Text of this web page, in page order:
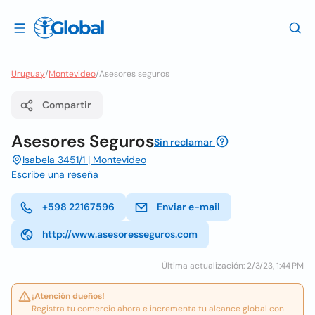
Uruguay/Montevideo/Asesores seguros
Compartir
Asesores SegurosSin reclamar
Isabela 3451/1 | Montevideo
Escribe una reseña
+598 22167596 Enviar e-mail
http://www.asesoresseguros.com
Última actualización: 2/3/23, 1:44 PM
¡Atención dueños!
Registra tu comercio ahora e incrementa tu alcance global con